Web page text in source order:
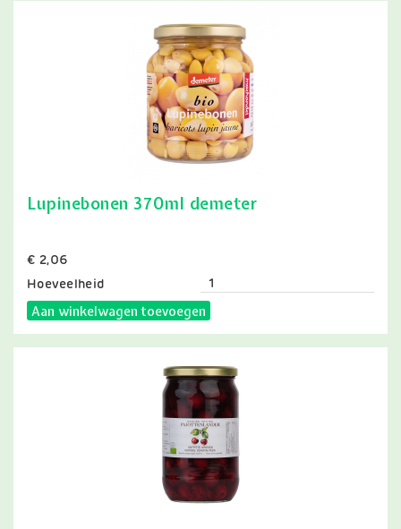
Lupinebonen 370ml demeter
Prijs
€ 2,06
Hoeveelheid
Aan winkelwagen toevoegen